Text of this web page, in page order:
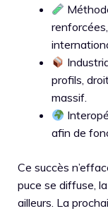
profils,
massif.
afin de
Ce succès
puce se diffuse,
ailleurs. La